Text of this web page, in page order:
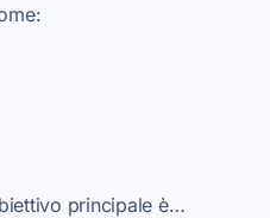
principale è…